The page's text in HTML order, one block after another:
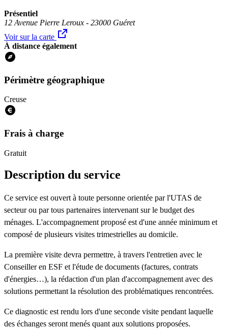
Présentiel
12 Avenue Pierre Leroux - 23000 Guéret
Voir sur la carte
À distance également
Périmètre géographique
Creuse
Frais à charge
Gratuit
Description du service
Ce service est ouvert à toute personne orientée par l'UTAS de
secteur ou par tous partenaires intervenant sur le budget des
ménages. L'accompagnement proposé est d'une année minimum et
composé de plusieurs visites trimestrielles au domicile.
La première visite devra permettre, à travers l'entretien avec le
Conseiller en ESF et l'étude de documents (factures, contrats
d'énergies…), la rédaction d'un plan d'accompagnement avec des
solutions permettant la résolution des problématiques rencontrées.
Ce diagnostic est rendu lors d'une seconde visite pendant laquelle
des échanges seront menés quant aux solutions proposées.